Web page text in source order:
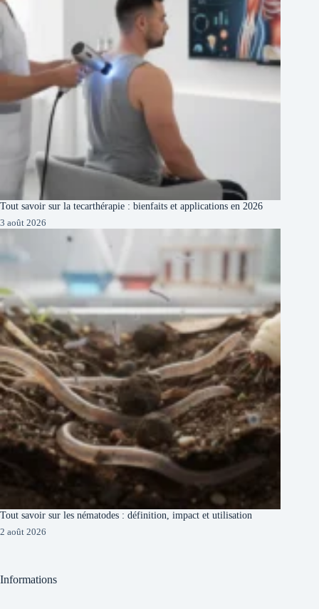
Tout savoir sur la tecarthérapie : bienfaits et applications en 2026
3 août 2026
Tout savoir sur les nématodes : définition, impact et utilisation
2 août 2026
Informations